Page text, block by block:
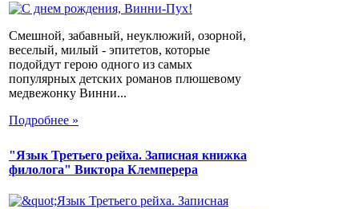
Смешной, забавный, неуклюжий, озорной,
веселый, милый - эпитетов, которые
подойдут герою одного из самых
популярных детских романов плюшевому
медвежонку Винни...
Подробнее »
"Язык Третьего рейха. Записная книжка
филолога" Виктора Клемперера